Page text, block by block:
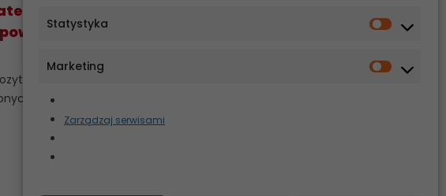
Statystyka
Marketing
Zarządzaj serwisami
jest istotną
uzupełnień